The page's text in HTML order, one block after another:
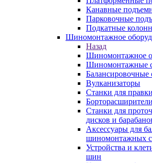
Канавные
Парковочные
Подкатные
Шиномонтажное
Назад
Шиномонтажное
Шиномонтажные
Балансировочные
Вулканизаторы
Станки для
Борторасширители
Станки для
дисков и
Аксессуары для
шиномонтажных
Устройства и
шин